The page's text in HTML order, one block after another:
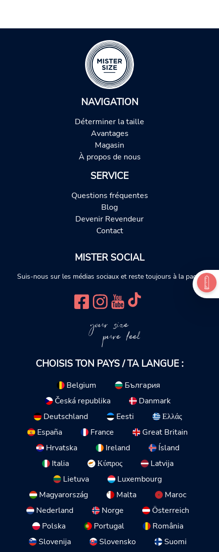
NAVIGATION
Déterminer la taille
Avantages
Magasin
À propos de nous
SERVICE
Questions fréquentes
Blog
Devenir Revendeur
Contact
MISTER SOCIAL
Suis-nous sur les médias sociaux et reste toujours à la page.
your size
pure feel
CHOISIS TON PAYS / TA LANGUE :
Belgium
България
Česká republika
Danmark
Deutschland
Eesti
Ελλάς
España
France
Great Britain
Hrvatska
Ireland
Ísland
Italia
Κύπρος
Latvija
Lietuva
Luxembourg
Magyarország
Malta
Maroc
Nederland
Norge
Österreich
Polska
Portugal
România
Slovenija
Slovensko Suomi